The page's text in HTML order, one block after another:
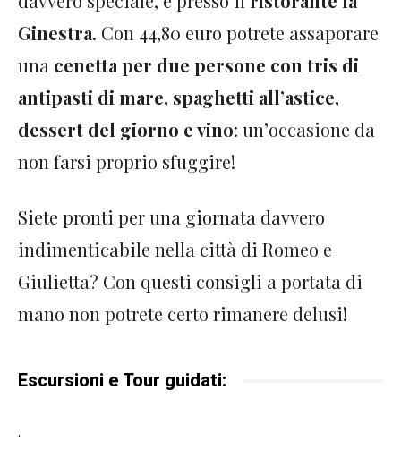
Ginestra. Con 44,80 euro potrete assaporare
una cenetta per due persone con tris di
antipasti di mare, spaghetti all’astice,
dessert del giorno e vino: un’occasione da
non farsi proprio sfuggire!
Siete pronti per una giornata davvero
indimenticabile nella città di Romeo e
Giulietta? Con questi consigli a portata di
mano non potrete certo rimanere delusi!
Escursioni e Tour guidati:
.